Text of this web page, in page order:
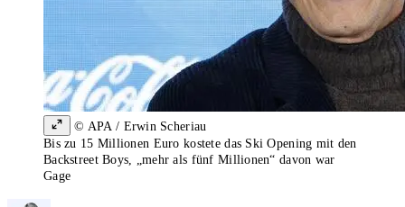
© APA / Erwin Scheriau
Bis zu 15 Millionen Euro kostete das Ski Opening mit den
Backstreet Boys, „mehr als fünf Millionen“ davon war
Gage